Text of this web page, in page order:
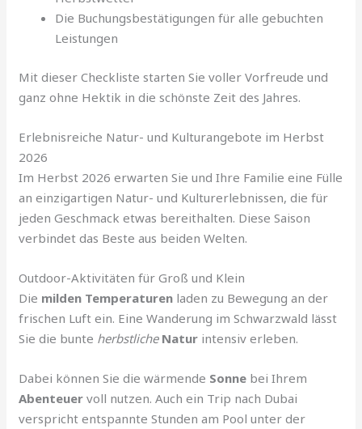
Die Buchungsbestätigungen für alle gebuchten
Leistungen
Mit dieser Checkliste starten Sie voller Vorfreude und
ganz ohne Hektik in die schönste Zeit des Jahres.
Erlebnisreiche Natur- und Kulturangebote im Herbst
2026
Im Herbst 2026 erwarten Sie und Ihre Familie eine Fülle
an einzigartigen Natur- und Kulturerlebnissen, die für
jeden Geschmack etwas bereithalten. Diese Saison
verbindet das Beste aus beiden Welten.
Outdoor-Aktivitäten für Groß und Klein
Die milden Temperaturen laden zu Bewegung an der
frischen Luft ein. Eine Wanderung im Schwarzwald lässt
Sie die bunte herbstliche Natur intensiv erleben.
Dabei können Sie die wärmende Sonne bei Ihrem
Abenteuer voll nutzen. Auch ein Trip nach Dubai
verspricht entspannte Stunden am Pool unter der